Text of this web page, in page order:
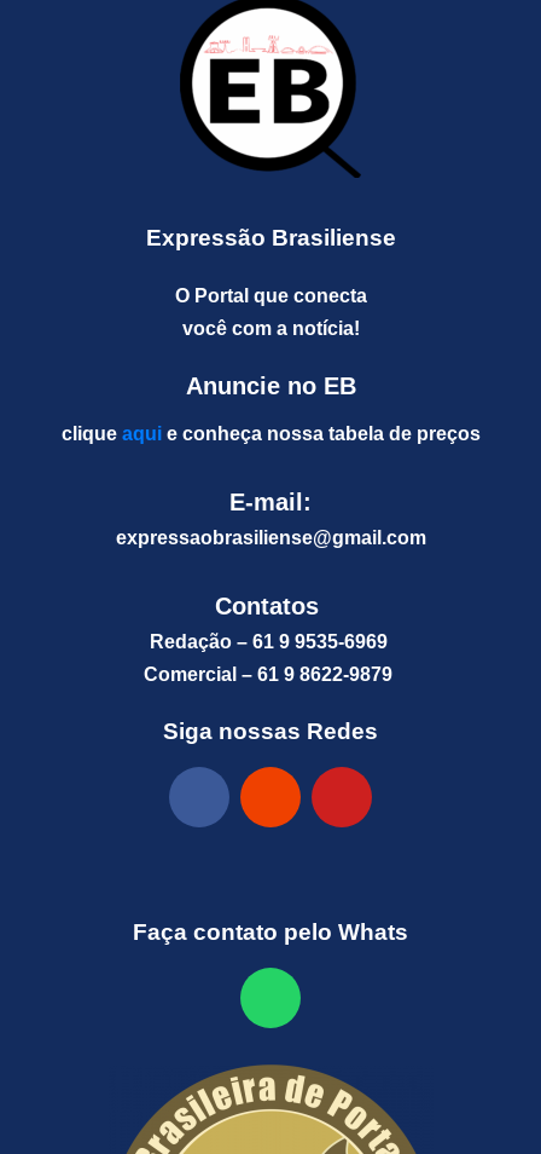
Expressão Brasiliense
O Portal que conecta
você com a notícia!
Anuncie no EB
clique aquie conheça nossa tabela de preços
E-mail:
expressaobrasiliense@gmail.com
Contatos
Redação – 61 9 9535-6969
Comercial – 61 9 8622-9879
Siga nossas Redes
Faça contato pelo Whats